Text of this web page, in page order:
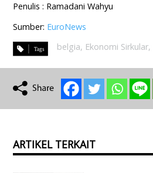
Penulis : Ramadani Wahyu
Sumber: EuroNews
belgia, Ekonomi Sirkular,
ARTIKEL TERKAIT